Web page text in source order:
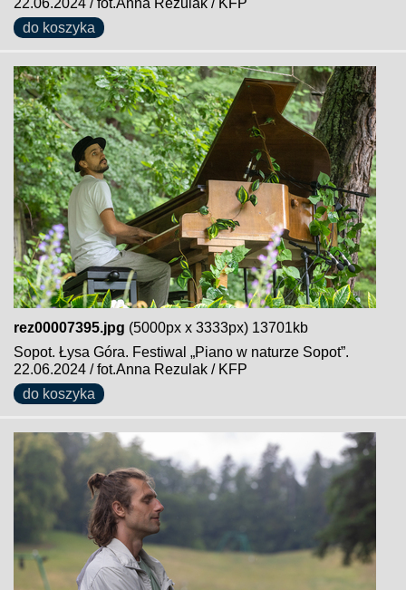
22.06.2024 / fot.Anna Rezulak / KFP
do koszyka
rez00007395.jpg (5000px x 3333px) 13701kb
Sopot. Łysa Góra. Festiwal „Piano w naturze Sopot”.
22.06.2024 / fot.Anna Rezulak / KFP
do koszyka